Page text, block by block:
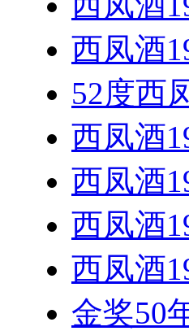
西凤酒
52度西
西凤酒
西凤酒
西凤酒
西凤酒
金奖50